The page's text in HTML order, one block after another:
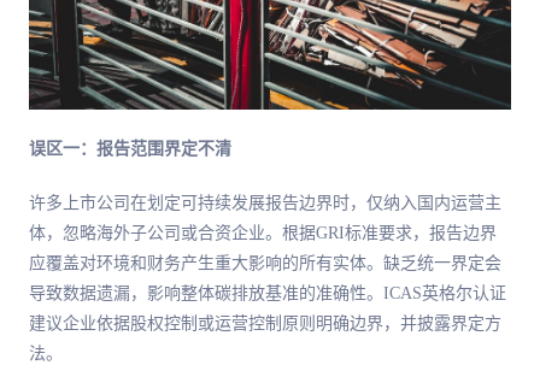
误区一：报告范围界定不清
许多上市公司在划定可持续发展报告边界时，仅纳入国内运营主
体，忽略海外子公司或合资企业。根据GRI标准要求，报告边界
应覆盖对环境和财务产生重大影响的所有实体。缺乏统一界定会
导致数据遗漏，影响整体碳排放基准的准确性。ICAS英格尔认证
建议企业依据股权控制或运营控制原则明确边界，并披露界定方
法。